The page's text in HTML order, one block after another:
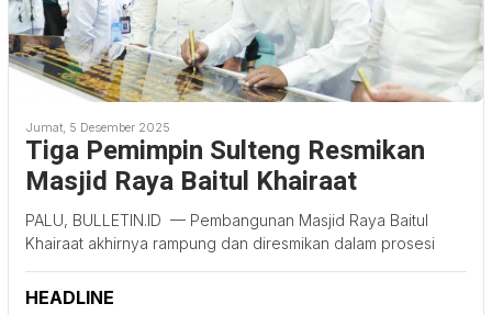
Jumat, 5 Desember 2025
Tiga Pemimpin Sulteng Resmikan
Masjid Raya Baitul Khairaat
PALU, BULLETIN.ID — Pembangunan Masjid Raya Baitul
Khairaat akhirnya rampung dan diresmikan dalam prosesi
HEADLINE